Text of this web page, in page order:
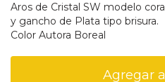
Aros de Cristal SW modelo
y gancho de Plata tipo brisura.
Color Autora Boreal